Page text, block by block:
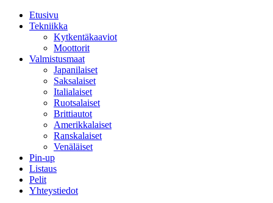
Etusivu
Tekniikka
Kytkentäkaaviot
Moottorit
Valmistusmaat
Japanilaiset
Saksalaiset
Italialaiset
Ruotsalaiset
Brittiautot
Amerikkalaiset
Ranskalaiset
Venäläiset
Pin-up
Listaus
Pelit
Yhteystiedot